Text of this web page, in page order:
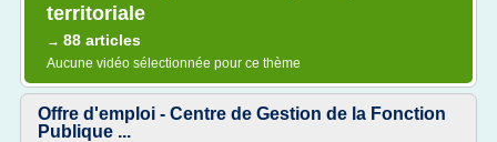
territoriale
→ 88 articles
Aucune vidéo sélectionnée pour ce thème
Offre d'emploi - Centre de Gestion de la Fonction
Publique ...